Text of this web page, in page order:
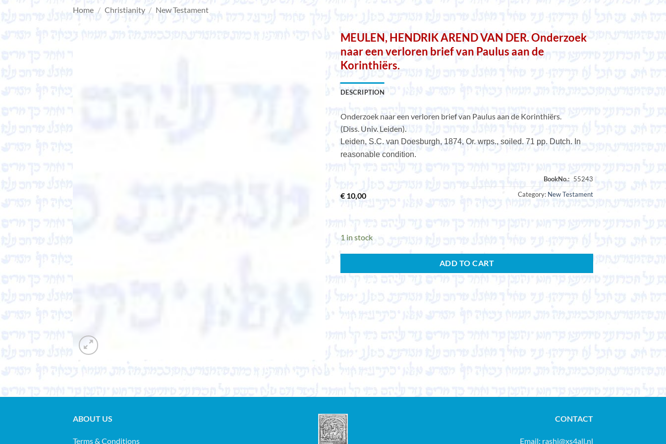
Home / Christianity / New Testament
MEULEN, HENDRIK AREND VAN DER. Onderzoek
naar een verloren brief van Paulus aan de
Korinthiërs.
DESCRIPTION
Onderzoek naar een verloren brief van Paulus aan de Korinthiërs.
(Diss. Univ. Leiden).
Leiden, S.C. van Doesburgh, 1874, Or. wrps., soiled. 71 pp. Dutch. In
reasonable condition.
€ 10,00 Category: New Testament
1 in stock
ADD TO CART
ABOUT US
Terms & Conditions
CONTACT
Email: rashi@xs4all.nl